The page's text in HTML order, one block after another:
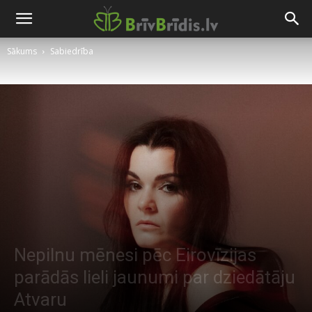
Sākums Sabiedrība
Nepilnu mēnesi pēc Eirovīzijas
parādās lieli jaunumi par dziedātāju
Atvaru